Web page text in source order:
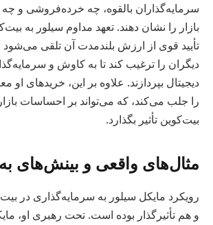
سرمایه‌گذاران بالقوه، چه خرده‌فروشی و چه
بازار را نشان دهند. تعهد مداوم سیلور به
تأیید قوی از ارزش بلندمدت آن تلقی
دیگران را ترغیب کند تا به کاوش و
دیجیتال بپردازند. علاوه بر این، خریدهای او
را جلب می‌کند، که می‌تواند بر احساسات
بیت‌کوین تأثیر بگذارد.
مثال‌های واقعی و بینش‌های به‌روز
رویکرد مایکل سیلور به سرمایه‌گذاری در
و هم تأثیرگذار بوده است. تحت رهبری او،